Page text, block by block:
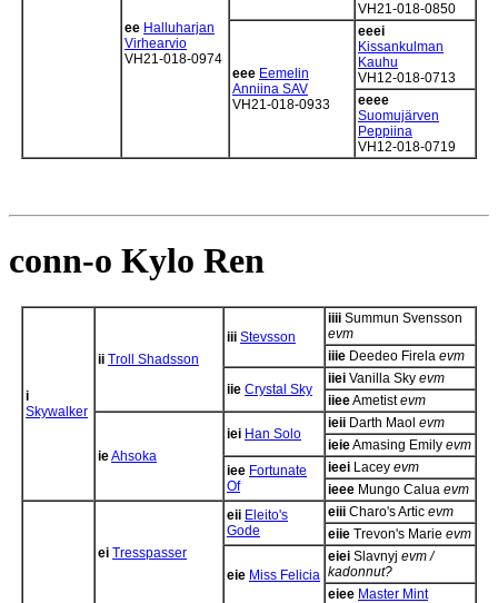
ee Halluharjan
Virhearvio
VH21-018-0974
VH21-018-0850
eee Eemelin
Anniina SAV
VH21-018-0933
eeei
Kissankulman
Kauhu
VH12-018-0713
eeee
Suomujärven
Peppiina
VH12-018-0719
conn-o Kylo Ren
i
Skywalker
ii Troll Shadsson
iii Stevsson
iiii Summun Svensson
evm
iiie Deedeo Firela evm
iie Crystal Sky
iiei Vanilla Sky evm
iieeAmetistevm
ieAhsoka
iei Han Solo
ieii Darth Maol evm
ieieAmasing Emily evm
iee Fortunate
Of
ieei Lacey evm
ieee Mungo Calua evm
ei Tresspasser
eii Eleito's
Gode
eiii Charo's Artic evm
eiie Trevon's Marie evm
eie Miss Felicia
eiei Slavnyj evm /
kadonnut?
eiee Master Mint